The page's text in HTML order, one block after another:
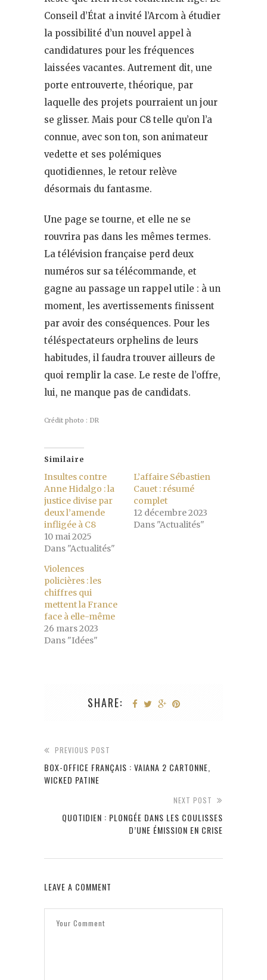
Conseil d’État a invité l’Arcom à étudier
la possibilité d’un nouvel appel à
candidatures pour les fréquences
laissées vacantes. Autrement dit, une
porte entrouverte, théorique, par
laquelle des projets pourraient un jour
se glisser. Mais pour C8 telle qu’on l’a
connue, avec son ton, son animateur
vedette et ses polémiques
quotidiennes, le retour relève
désormais du fantasme.
Une page se tourne, et elle ne se
rouvrira pas dans les mêmes termes.
La télévision française perd deux
numéros sur sa télécommande, et
gagne au passage un rappel utile : à un
moment, les avertissements finissent
par avoir des conséquences. Pour les
téléspectateurs orphelins de leurs
habitudes, il faudra trouver ailleurs de
quoi remplir la case. Le reste de l’offre,
lui, ne manque pas de candidats.
Crédit photo : DR
Similaire
Insultes contre
Anne Hidalgo : la
justice divise par
deux l’amende
infligée à C8
10 mai 2025
Dans "Actualités"
L’affaire Sébastien
Cauet : résumé
complet
12 décembre 2023
Dans "Actualités"
Violences
policières : les
chiffres qui
mettent la France
face à elle-même
26 mars 2023
Dans "Idées"
SHARE:
PREVIOUS POST
BOX-OFFICE FRANÇAIS : VAIANA 2 CARTONNE,
WICKED PATINE
NEXT POST
QUOTIDIEN : PLONGÉE DANS LES COULISSES
D’UNE ÉMISSION EN CRISE
LEAVE A COMMENT